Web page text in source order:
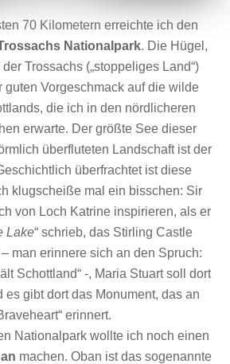
70 Kilometern erreichte ich den
Nationalpark. Die Hügel,
Trossachs („stoppeliges Land“)
guten Vorgeschmack auf die wilde
die ich in den nördlicheren
erwarte. Der größte See dieser
überfluteten Landschaft ist der
überfrachtet ist diese
klugscheiße mal ein bisschen: Sir
von Loch Katrine inspirieren, als er
Lake“ schrieb, das Stirling Castle
man erinnere sich an den Spruch:
Schottland“ -, Maria Stuart soll dort
es gibt dort das Monument, das an
erinnert.
Nationalpark wollte ich noch einen
machen. Oban ist das sogenannte